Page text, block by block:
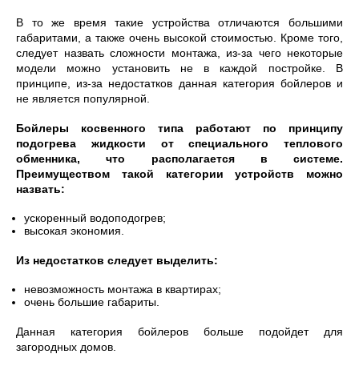
В то же время такие устройства отличаются большими
габаритами, а также очень высокой стоимостью. Кроме того,
следует назвать сложности монтажа, из-за чего некоторые
модели можно установить не в каждой постройке. В
принципе, из-за недостатков данная категория бойлеров и
не является популярной.
Бойлеры косвенного типа работают по принципу
подогрева жидкости от специального теплового
обменника, что располагается в системе.
Преимуществом такой категории устройств можно
назвать:
ускоренный водоподогрев;
высокая экономия.
Из недостатков следует выделить:
невозможность монтажа в квартирах;
очень большие габариты.
Данная категория бойлеров больше подойдет для
загородных домов.